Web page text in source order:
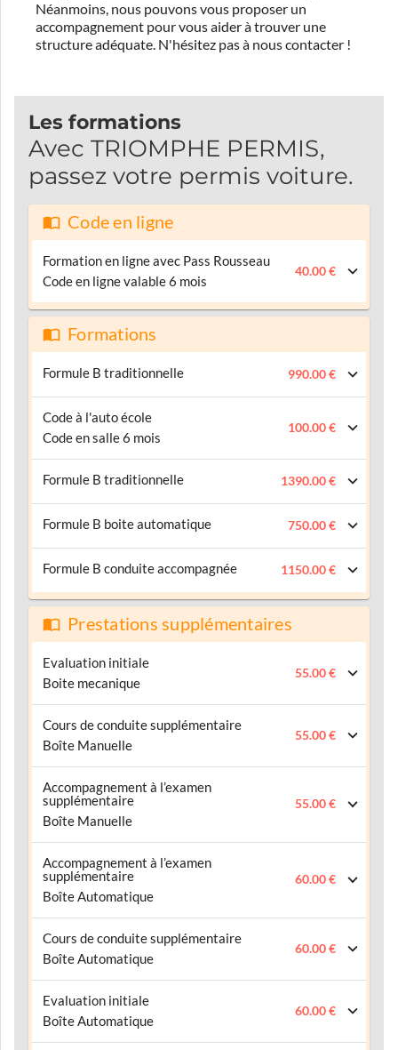
Néanmoins, nous pouvons vous proposer un
accompagnement pour vous aider à trouver une
structure adéquate. N'hésitez pas à nous contacter !
Les formations
Avec TRIOMPHE PERMIS,
passez votre permis voiture.
Code en ligne
Formation en ligne avec Pass Rousseau
Code en ligne valable 6 mois
40.00 €
Formations
Formule B traditionnelle 990.00 €
Code à l'auto école
Code en salle 6 mois
100.00 €
Formule B traditionnelle 1390.00 €
Formule B boite automatique 750.00 €
Formule B conduite accompagnée 1150.00 €
Prestations supplémentaires
Evaluation initiale
Boite mecanique
55.00 €
Cours de conduite supplémentaire
Boîte Manuelle
55.00 €
Accompagnement à l’examen
supplémentaire
Boîte Manuelle
55.00 €
Accompagnement à l’examen
supplémentaire
Boîte Automatique
60.00 €
Cours de conduite supplémentaire
Boîte Automatique
60.00 €
Evaluation initiale
Boîte Automatique
60.00 €